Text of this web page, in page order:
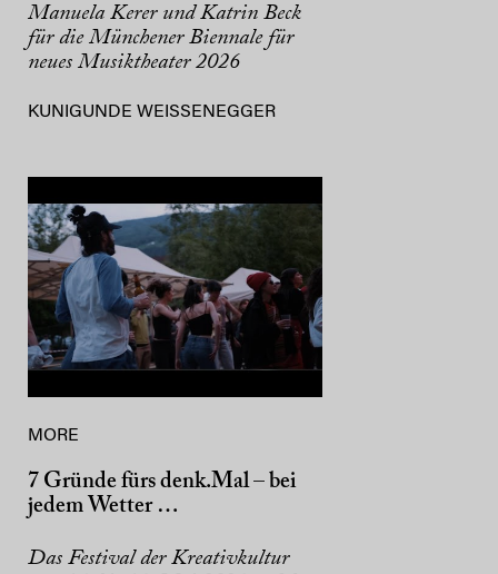
Manuela Kerer und Katrin Beck
für die Münchener Biennale für
neues Musiktheater 2026
KUNIGUNDE WEISSENEGGER
MORE
7 Gründe fürs denk.Mal – bei
jedem Wetter …
Das Festival der Kreativkultur